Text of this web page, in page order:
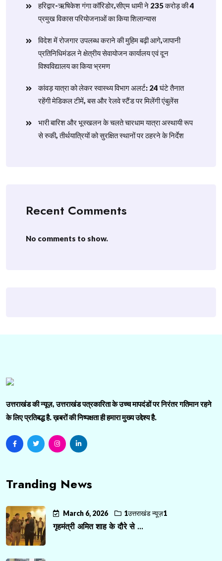
हरिद्वार-ऋषिकेश गंगा कॉरिडोर,सीएम धामी ने 235 करोड़ की 4
प्रमुख विकास परियोजनाओं का किया शिलान्यास
विदेश में रोजगार उपलब्ध कराने की मुहिम बढ़ी आगे,जापानी
प्रतिनिधिमंडल ने क्षेत्रीय सेवायोजन कार्यालय एवं दून
विश्वविद्यालय का किया भ्रमण
​कांवड़ यात्रा को लेकर स्वास्थ्य विभाग अलर्ट: 24 घंटे तैनात
रहेंगी मेडिकल टीमें, बस और रेलवे स्टैंड पर मिलेंगी एंबुलेंस
​भारी बारिश और भूस्खलन के चलते चारधाम यात्रा अस्थायी रूप
से रुकी, तीर्थयात्रियों को सुरक्षित स्थानों पर ठहरने के निर्देश
Recent Comments
No comments to show.
उत्तराखंड की न्यूज़, उत्तराखंड पत्रकारिता के उच्च मापदंडों पर निरंतर गतिमान रहने
के लिए प्रतिबद्ध है. ख़बरों की निष्पक्षता ही हमारा मुख्य उद्देश्य है.
Tranding News
March 6, 2026 1उत्तराखंड न्यूज़1
गृहमंत्री अमित शाह के दौरे से ...